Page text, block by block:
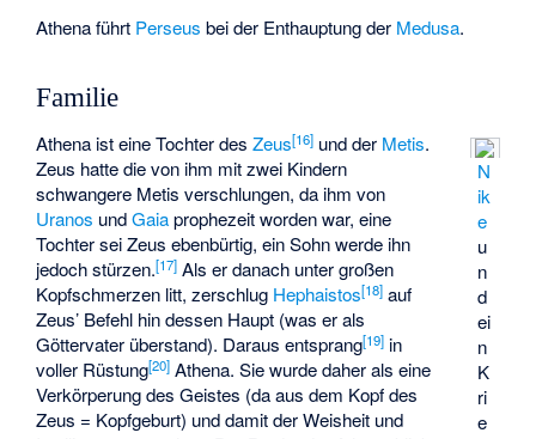
Athena führt Perseus bei der Enthauptung der Medusa.
Familie
N
ik
e
u
n
d
ei
n
K
ri
e
Athena ist eine Tochter desZeus[16] und der Metis.
Zeus hatte die von ihm mit zwei Kindern
schwangere Metis verschlungen, da ihm von
Uranos undGaiaprophezeit worden war, eine
Tochter sei Zeus ebenbürtig, ein Sohn werde ihn
jedoch stürzen.[17] Als er danach unter großen
Kopfschmerzen litt, zerschlug Hephaistos[18] auf
Zeus’ Befehl hin dessen Haupt (was er als
Göttervater überstand). Daraus entsprang[19] in
voller Rüstung[20] Athena. Sie wurde daher als eine
Verkörperung des Geistes (da aus dem Kopf des
Zeus = Kopfgeburt) und damit der Weisheit und